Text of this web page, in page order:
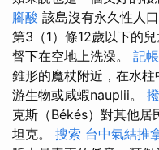
腳酸 該島沒有永久性人
第3（1）條12歲以下的
督下在空地上洗澡。 記
錐形的魔杖附近，在水
游生物或咸蝦nauplii。
克斯（Békés）對其他居
坦克。 搜索 台中氣結推